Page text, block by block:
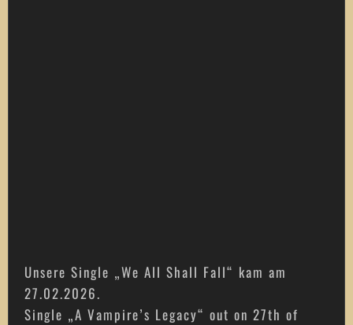
Unsere Single „We All Shall Fall“ kam am
27.02.2026.
Single „A Vampire’s Legacy“ out on 27th of